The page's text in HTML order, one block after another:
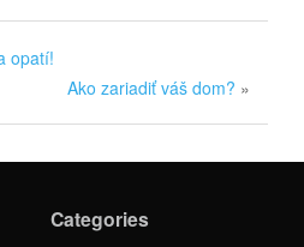
opatí!
Ako zariadiť váš dom? »
Categories